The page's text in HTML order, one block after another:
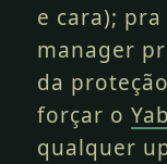
e cara);
manager
da
forçar o
qualquer